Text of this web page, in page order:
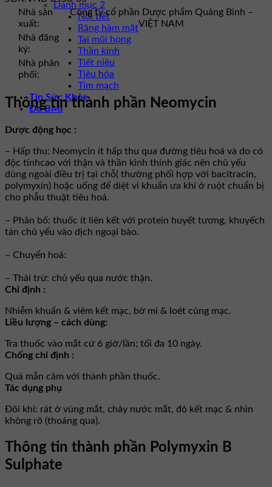
Danh mục 2
Nội tiết
Răng hàm mặt
Tai mũi họng
Thần kinh
Tiết niệu
Tiêu hóa
Tim mạch
Tin Sức Khỏe
Đo BMI
Nhà sản
xuất:
Công ty cổ phần Dược phẩm Quảng Bình –
VIỆT NAM
Nhà đăng
ký:
Nhà phân
phối:
Thông tin thành phần Neomycin
Dược động học :
– Hấp thu: Neomycin ít hấp thu qua đường tiêu hoá và do có
độc tínhcao với thận và thần kinh thính giác nên chủ yếu
dùng ngoài điều trị tại chỗ( thường phối hợp với bacitracin,
polymyxin) hoặc uống để diệt vi khuẩn ưa khí ở ruột chuẩn bị
cho phẫu thuật tiêu hoá.
– Phân bố: thuốc ít liên kết với protein huyết tương, khuyếch
tán chủ yếu vào dịch ngoại bào.
– Chuyển hoá:
– Thải trừ: chủ yếu qua nước thận.
Chỉ định :
Nhiễm khuẩn & viêm kết mạc, bờ mi & loét củng mạc.
Liều lượng – cách dùng:
Tra thuốc vào mắt cứ 6 giờ/lần; tối đa 10 ngày.
Chống chỉ định :
Quá mẫn cảm với thành phần thuốc.
Tác dụng phụ
Ðôi khi: rát ở vùng mắt, chảy nước mắt, đỏ kết mạc & nhìn
không rõ (thoáng qua).
Thông tin thành phần Polymyxin B
Sulphate